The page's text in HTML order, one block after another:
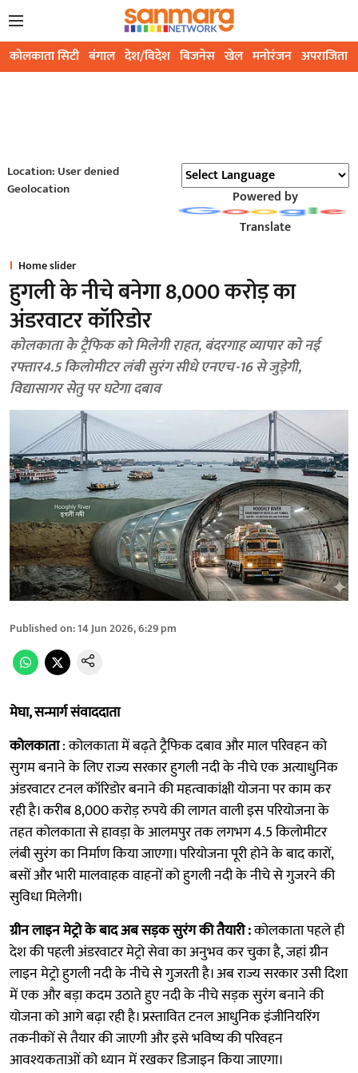
कोलकाता सिटी बंगाल देश/विदेश बिजनेस खेल मनोरंजन अपराजिता
Location: User denied
Geolocation
Powered by
Translate
Home slider
हुगली के नीचे बनेगा 8,000 करोड़ का
अंडरवाटर कॉरिडोर
कोलकाता के ट्रैफिक को मिलेगी राहत, बंदरगाह व्यापार को नई
रफ्तार4.5 किलोमीटर लंबी सुरंग सीधे एनएच-16 से जुड़ेगी,
विद्यासागर सेतु पर घटेगा दबाव
Published on:14 Jun 2026, 6:29 pm
मेघा, सन्मार्ग संवाददाता
कोलकाता: कोलकाता में बढ़ते ट्रैफिक दबाव और माल परिवहन को
सुगम बनाने के लिए राज्य सरकार हुगली नदी के नीचे एक अत्याधुनिक
अंडरवाटर टनल कॉरिडोर बनाने की महत्वाकांक्षी योजना पर काम कर
रही है। करीब 8,000 करोड़ रुपये की लागत वाली इस परियोजना के
तहत कोलकाता से हावड़ा के आलमपुर तक लगभग 4.5 किलोमीटर
लंबी सुरंग का निर्माण किया जाएगा। परियोजना पूरी होने के बाद कारों,
बसों और भारी मालवाहक वाहनों को हुगली नदी के नीचे से गुजरने की
सुविधा मिलेगी।
ग्रीन लाइन मेट्रो के बाद अब सड़क सुरंग की तैयारी :कोलकाता पहले ही
देश की पहली अंडरवाटर मेट्रो सेवा का अनुभव कर चुका है, जहां ग्रीन
लाइन मेट्रो हुगली नदी के नीचे से गुजरती है। अब राज्य सरकार उसी दिशा
में एक और बड़ा कदम उठाते हुए नदी के नीचे सड़क सुरंग बनाने की
योजना को आगे बढ़ा रही है। प्रस्तावित टनल आधुनिक इंजीनियरिंग
तकनीकों से तैयार की जाएगी और इसे भविष्य की परिवहन
आवश्यकताओं को ध्यान में रखकर डिजाइन किया जाएगा।